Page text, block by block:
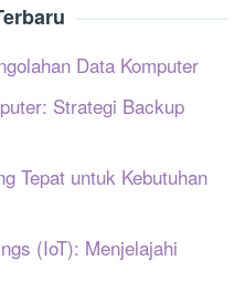
Data Komputer
Strategi Backup
Tepat untuk Kebutuhan
(IoT): Menjelajahi